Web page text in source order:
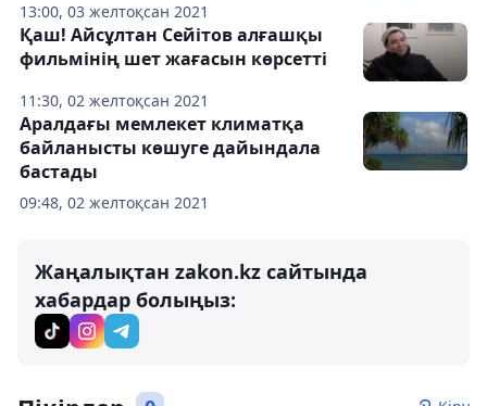
13:00, 03 желтоқсан 2021
11:30, 02 желтоқсан 2021
Қаш! Айсұлтан Сейітов алғашқы
фильмінің шет жағасын көрсетті
09:48, 02 желтоқсан 2021
Аралдағы мемлекет климатқа
байланысты көшуге дайындала
бастады
Жаңалықтан zakon.kz сайтында
хабардар болыңыз: